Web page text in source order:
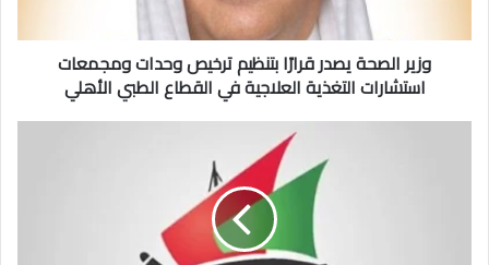
استشارات
التغذية
العلاجية
القطاع
وزير الصحة يصدر قرارًا بتنظيم ترخيص وحدات ومجمعات
استشارات التغذية العلاجية في القطاع الطبي الأهلي